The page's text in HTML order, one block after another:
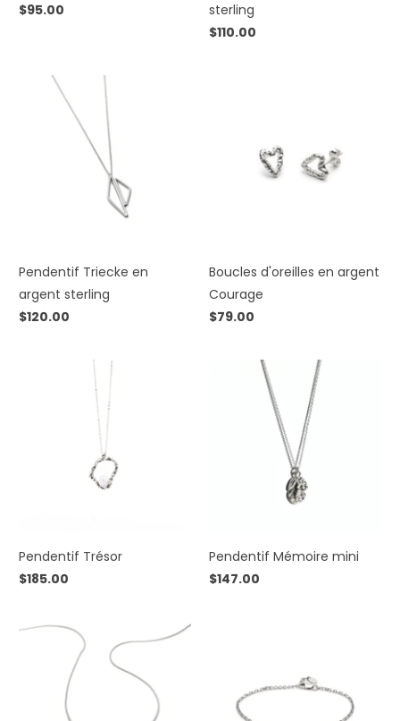
$95.00
sterling
$110.00
Pendentif Triecke en
argent sterling
$120.00
Boucles d'oreilles en argent
Courage
$79.00
Pendentif Trésor
$185.00
Pendentif Mémoire mini
$147.00